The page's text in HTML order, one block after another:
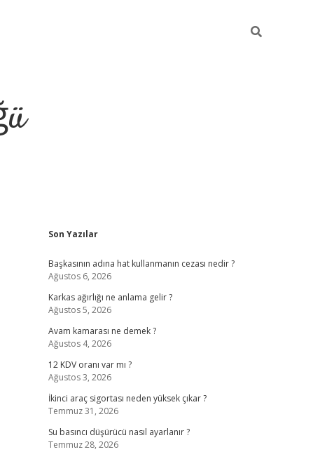
Sidebar
Son Yazılar
Başkasının adına hat kullanmanın cezası nedir ?
Ağustos 6, 2026
Karkas ağırlığı ne anlama gelir ?
Ağustos 5, 2026
Avam kamarası ne demek ?
Ağustos 4, 2026
12 KDV oranı var mı ?
Ağustos 3, 2026
İkinci araç sigortası neden yüksek çıkar ?
Temmuz 31, 2026
Su basıncı düşürücü nasıl ayarlanır ?
Temmuz 28, 2026